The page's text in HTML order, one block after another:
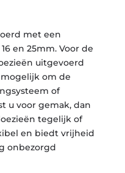
met een
en 25mm. Voor de
uitgevoerd
om de
of
u voor gemak, dan
tegelijk of
en biedt vrijheid
onbezorgd